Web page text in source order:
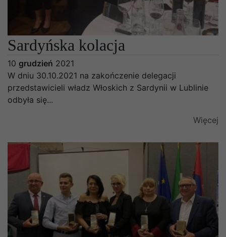
Sardyńska kolacja
10 grudzień 2021
W dniu 30.10.2021 na zakończenie delegacji
przedstawicieli władz Włoskich z Sardynii w Lublinie
odbyła się...
Więcej